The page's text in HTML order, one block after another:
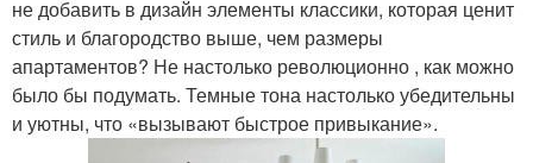
не добавить в дизайн элементы классики, которая ценит
стиль и благородство выше, чем размеры
апартаментов? Не настолько революционно , как можно
было бы подумать. Темные тона настолько убедительны
и уютны, что «вызывают быстрое привыкание».